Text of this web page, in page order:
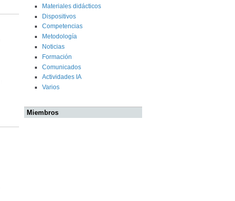
Materiales didácticos
Dispositivos
Competencias
Metodología
Noticias
Formación
Comunicados
Actividades IA
Varios
Miembros